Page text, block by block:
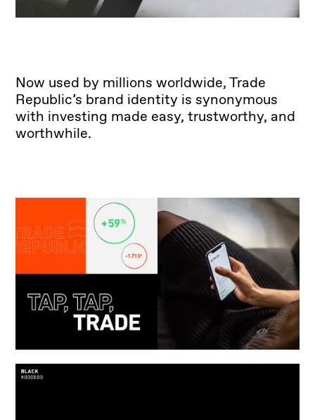
Now used by millions worldwide, Trade
Republic’s brand identity is synonymous
with investing made easy, trustworthy, and
worthwhile.